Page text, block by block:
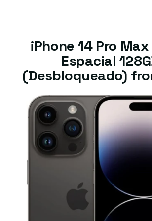
iPhone 14 Pro
Espacial
(Desbloqueado)